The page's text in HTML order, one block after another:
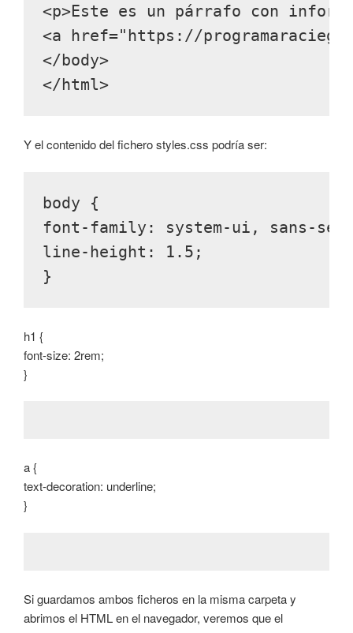
<p>Este es un párrafo con
<a href="https://
</body>
Y el contenido del fichero styles.css podría ser:
body {
font-family: system-ui, sans-
line-height: 1.5;
}
h1 {
font-size: 2rem;
}
a {
text-decoration: underline;
}
Si guardamos ambos ficheros en la misma carpeta y
abrimos el HTML en el navegador, veremos que el